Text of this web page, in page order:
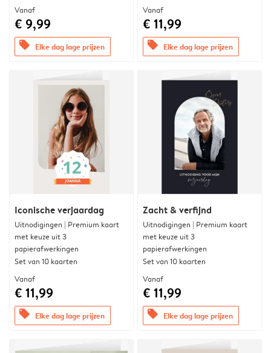
Vanaf
€ 9,99
offers Elke dag lage prijzen
Vanaf
€ 11,99
offers Elke dag lage prijzen
Iconische verjaardag
Uitnodigingen | Premium kaart
met keuze uit 3
papierafwerkingen
Set van 10 kaarten
Vanaf
€ 11,99
offers Elke dag lage prijzen
Zacht & verfijnd
Uitnodigingen | Premium kaart
met keuze uit 3
papierafwerkingen
Set van 10 kaarten
Vanaf
€ 11,99
offers Elke dag lage prijzen